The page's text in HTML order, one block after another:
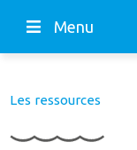
Menu
Les ressources